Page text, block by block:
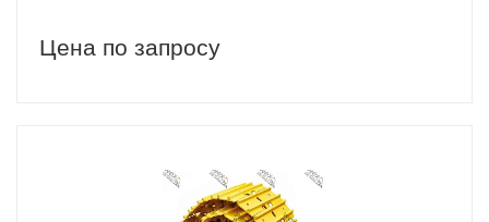
Цена по запросу